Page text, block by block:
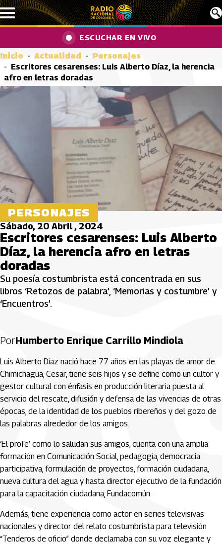
Pasar al contenido principal
ESCUCHAR EN VIVO
Inicio Actualidad
Personajes
Escritores cesarenses: Luis Alberto Díaz, la herencia
afro en letras doradas
PERSONAJES
Sábado, 20 Abril , 2024
Escritores cesarenses: Luis Alberto
Díaz, la herencia afro en letras
doradas
Su poesía costumbrista está concentrada en sus
libros ‘Retozos de palabra’, ‘Memorias y costumbre’ y
‘Encuentros’.
PorHumberto Enrique Carrillo Mindiola
Luis Alberto Díaz nació hace 77 años en las playas de amor de
Chimichagua, Cesar, tiene seis hijos y se define como un cultor y
gestor cultural con énfasis en producción literaria puesta al
servicio del rescate, difusión y defensa de las vivencias de otras
épocas, de la identidad de los pueblos ribereños y del gozo de
las palabras alrededor de los amigos.
‘El profe’ como lo saludan sus amigos, cuenta con una amplia
formación en Comunicación Social, pedagogía, democracia
participativa, formulación de proyectos, formación ciudadana,
nueva cultura del agua y hasta director ejecutivo de la fundación
para la capacitación ciudadana, Fundacomún.
Además, tiene experiencia como actor en series televisivas
nacionales y director del relato costumbrista para televisión
“Tenderos de oficio” donde declamaba con su voz elegante y